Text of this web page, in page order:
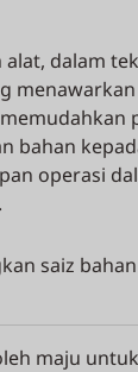
alat, dalam
bahan
operasi
saiz
maju